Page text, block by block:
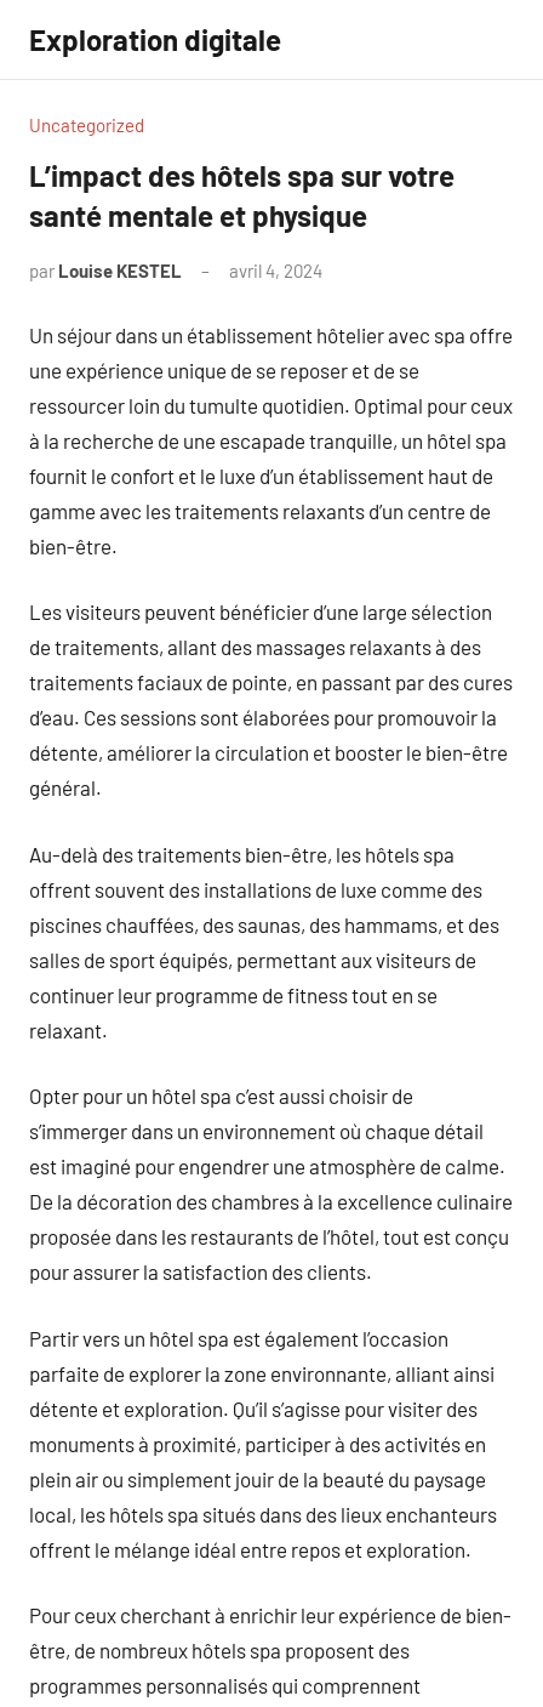
contenu
Exploration digitale
Uncategorized
L’impact des hôtels spa sur votre
santé mentale et physique
par Louise KESTEL avril 4, 2024
Un séjour dans un établissement hôtelier avec spa offre
une expérience unique de se reposer et de se
ressourcer loin du tumulte quotidien. Optimal pour ceux
à la recherche de une escapade tranquille, un hôtel spa
fournit le confort et le luxe d’un établissement haut de
gamme avec les traitements relaxants d’un centre de
bien-être.
Les visiteurs peuvent bénéficier d’une large sélection
de traitements, allant des massages relaxants à des
traitements faciaux de pointe, en passant par des cures
d’eau. Ces sessions sont élaborées pour promouvoir la
détente, améliorer la circulation et booster le bien-être
général.
Au-delà des traitements bien-être, les hôtels spa
offrent souvent des installations de luxe comme des
piscines chauffées, des saunas, des hammams, et des
salles de sport équipés, permettant aux visiteurs de
continuer leur programme de fitness tout en se
relaxant.
Opter pour un hôtel spa c’est aussi choisir de
s’immerger dans un environnement où chaque détail
est imaginé pour engendrer une atmosphère de calme.
De la décoration des chambres à la excellence culinaire
proposée dans les restaurants de l’hôtel, tout est conçu
pour assurer la satisfaction des clients.
Partir vers un hôtel spa est également l’occasion
parfaite de explorer la zone environnante, alliant ainsi
détente et exploration. Qu’il s’agisse pour visiter des
monuments à proximité, participer à des activités en
plein air ou simplement jouir de la beauté du paysage
local, les hôtels spa situés dans des lieux enchanteurs
offrent le mélange idéal entre repos et exploration.
Pour ceux cherchant à enrichir leur expérience de bien-
être, de nombreux hôtels spa proposent des
programmes personnalisés qui comprennent